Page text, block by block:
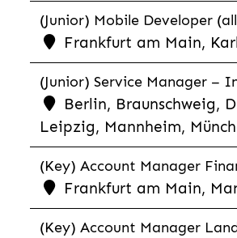
(Junior) Mobile Developer
Frankfurt am Main,
(Junior) Service Manager –
Berlin, Braunschweig,
Leipzig, Mannheim,
(Key) Account Manager
Frankfurt am Main,
(Key) Account Manager